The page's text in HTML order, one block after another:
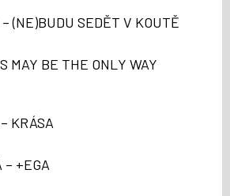
(NE)BUDU SEDĚT V KOUTĚ
MAY BE THE ONLY WAY
KRÁSA
– +EGA